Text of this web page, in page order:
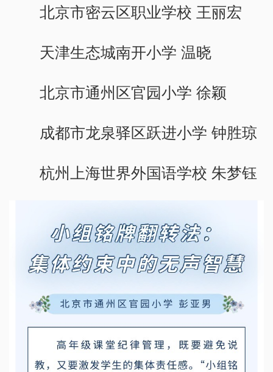
北京市密云区职业学校 王丽宏
天津生态城南开小学 温晓
北京市通州区官园小学 徐颖
成都市龙泉驿区跃进小学 钟胜琼
杭州上海世界外国语学校 朱梦钰